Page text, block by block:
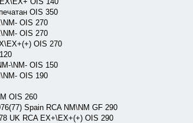
OIS 350
OIS 270
OIS 270
OIS 270
\NM- OIS 150
OIS 190
OIS 260
Spain RCA NM\NM GF 290
UK RCA EX+\EX+(+) OIS 290